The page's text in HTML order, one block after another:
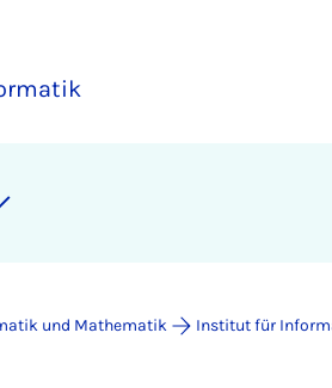
und Mathematik Institut für